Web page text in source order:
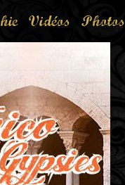
Vidéos Photos